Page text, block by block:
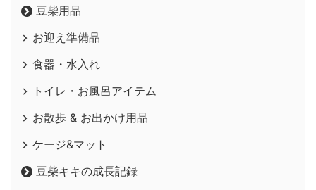
豆柴用品
お迎え準備品
食器・水入れ
トイレ・お風呂アイテム
お散歩 & お出かけ用品
ケージ&マット
豆柴キキの成長記録